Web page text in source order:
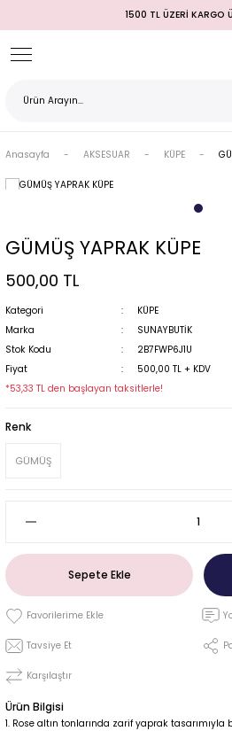
1500 TL ÜZERİ KARGO
Geri Dön
Geri Dön
Geri Dön
Geri Dön
Geri Dön
Geri Dön
Geri Dön
Anasayfa AKSESUAR KÜPE
GÜMÜŞ YAPRAK KÜPE
500,00 TL
Kategori
KÜPE
Marka
SUNAYBUTİK
Stok Kodu
2B7FWP6J1U
Fiyat
500,00 TL + KDV
*53,33 TL den başlayan taksitlerle!
Renk
GÜMÜŞ
Sepete Ekle
Tavsiye Et
Karşılaştır
Ürün Bilgisi
Rose altın tonlarında zarif yaprak tasarımıyla